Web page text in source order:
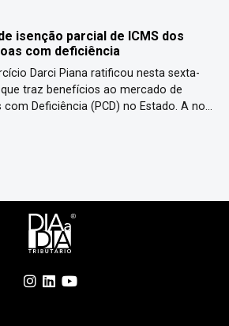
isenção parcial de ICMS dos
com deficiência
Darci Piana ratificou nesta sexta-
traz benefícios ao mercado de
Deficiência (PCD) no Estado. A nova
120 mil o valor máximo dos veículos